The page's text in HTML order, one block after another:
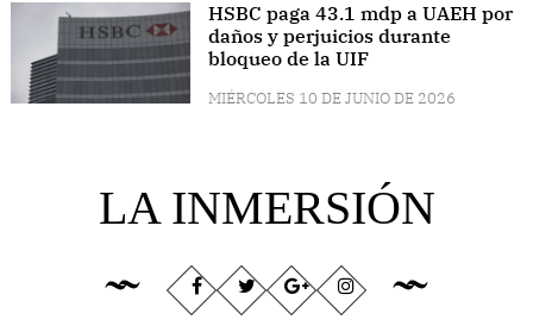
HSBC paga 43.1 mdp a UAEH por
daños y perjuicios durante
bloqueo de la UIF
MIÉRCOLES 10 DE JUNIO DE 2026
LA INMERSIÓN